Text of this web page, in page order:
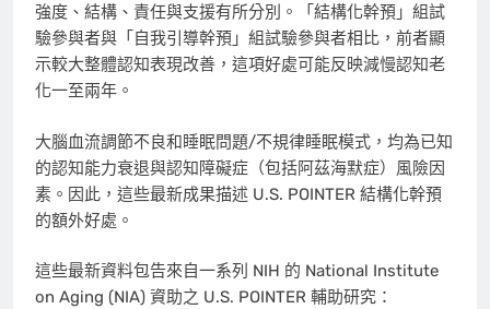
強度、結構、責任與支援有所分別。「結構化幹預」組試
驗參與者與「自我引導幹預」組試驗參與者相比，前者顯
示較大整體認知表現改善，這項好處可能反映減慢認知老
化一至兩年。
大腦血流調節不良和睡眠問題/不規律睡眠模式，均為已知
的認知能力衰退與認知障礙症（包括阿茲海默症）風險因
素。因此，這些最新成果描述 U.S. POINTER 結構化幹預
的額外好處。
這些最新資料包告來自一系列 NIH 的 National Institute
on Aging (NIA) 資助之 U.S. POINTER 輔助研究：